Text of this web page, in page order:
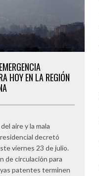
HOY EN LA REGIÓN
aire y la mala
decretó
viernes 23 de julio.
de circulación para
patentes terminen